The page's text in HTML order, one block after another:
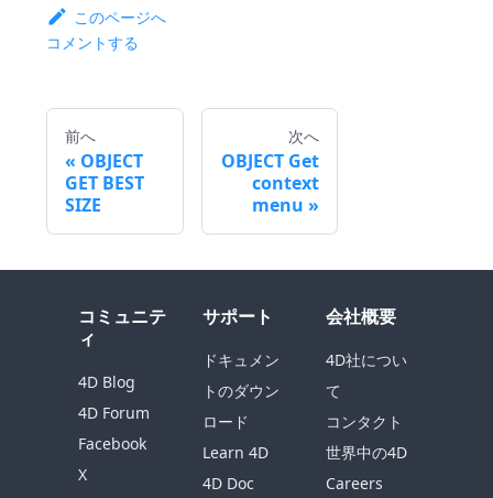
このページへ
コメントする
前へ
OBJECT
GET BEST
SIZE
次へ
OBJECT Get
context
menu
コミュニテ
ィ
4D Blog
4D Forum
Facebook
X
サポート
ドキュメン
トのダウン
ロード
Learn 4D
4D Doc
会社概要
4D社につい
て
コンタクト
世界中の4D
Careers